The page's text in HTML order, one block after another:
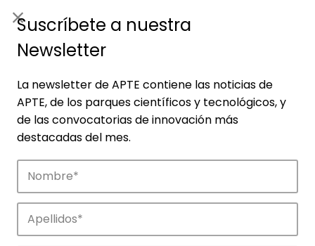
Empresas
Descubre las empresas que impulsan la
Suscríbete a nuestra
Newsletter
La newsletter de APTE contiene las noticias de
APTE, de los parques científicos y tecnológicos, y
de las convocatorias de innovación más
destacadas del mes.